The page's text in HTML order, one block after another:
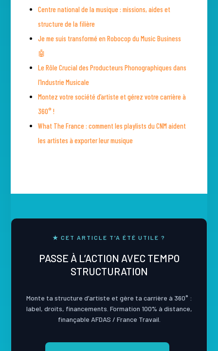
Centre national de la musique : missions, aides et
structure de la filière
Je me suis transformé en Robocop du Music Business
🤖
Le Rôle Crucial des Producteurs Phonographiques dans
l’Industrie Musicale
Montez votre société d’artiste et gérez votre carrière à
360° !
What The France : comment les playlists du CNM aident
les artistes à exporter leur musique
★ CET ARTICLE T’A ÉTÉ UTILE ?
PASSE À L’ACTION AVEC TEMPO
STRUCTURATION
Monte ta structure d’artiste et gère ta carrière à 360° :
label, droits, financements. Formation 100% à distance,
finançable AFDAS / France Travail.